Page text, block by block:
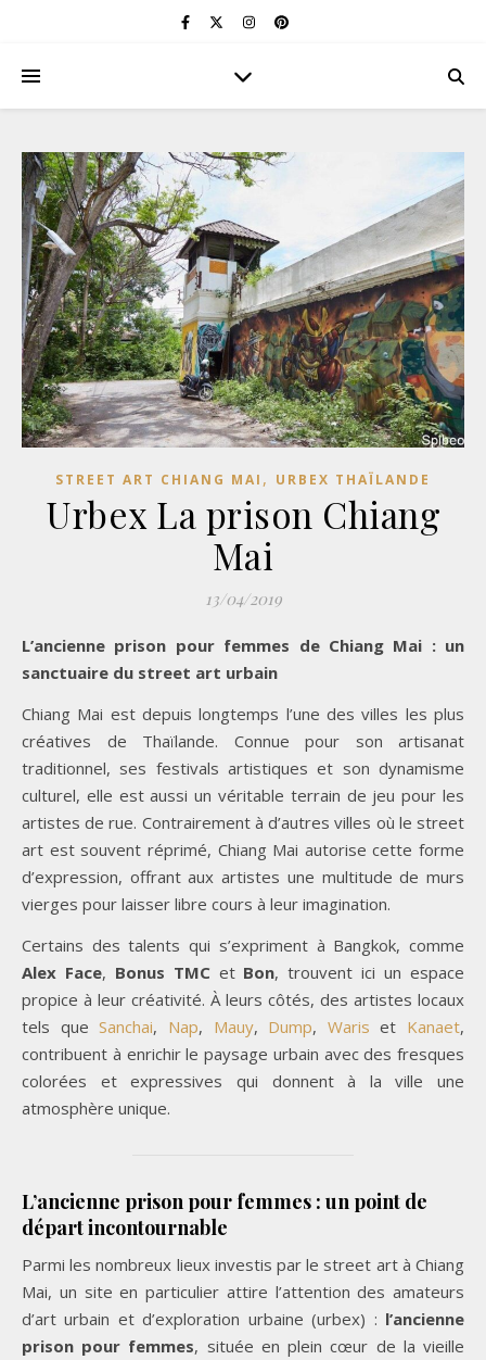
STREET ART CHIANG MAI , URBEX THAÏLANDE
Urbex La prison Chiang
Mai
13/04/2019
L’ancienne prison pour femmes de Chiang Mai : un
sanctuaire du street art urbain
Chiang Mai est depuis longtemps l’une des villes les plus
créatives de Thaïlande. Connue pour son artisanat
traditionnel, ses festivals artistiques et son dynamisme
culturel, elle est aussi un véritable terrain de jeu pour les
artistes de rue. Contrairement à d’autres villes où le street
art est souvent réprimé, Chiang Mai autorise cette forme
d’expression, offrant aux artistes une multitude de murs
vierges pour laisser libre cours à leur imagination.
Certains des talents qui s’expriment à Bangkok, comme
Alex Face, Bonus TMC et Bon, trouvent ici un espace
propice à leur créativité. À leurs côtés, des artistes locaux
tels queSanchai, Nap, Mauy, Dump, Waris et Kanaet,
contribuent à enrichir le paysage urbain avec des fresques
colorées et expressives qui donnent à la ville une
atmosphère unique.
L’ancienne prison pour femmes : un point de
départ incontournable
Parmi les nombreux lieux investis par le street art à Chiang
Mai, un site en particulier attire l’attention des amateurs
d’art urbain et d’exploration urbaine (urbex) : l’ancienne
prison pour femmes, située en plein cœur de la vieille